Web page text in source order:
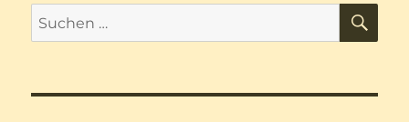
Suchen
nach: